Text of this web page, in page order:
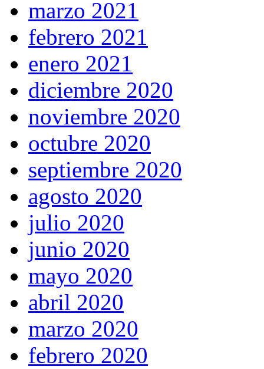
marzo 2021
febrero 2021
enero 2021
diciembre 2020
noviembre 2020
octubre 2020
septiembre 2020
agosto 2020
julio 2020
junio 2020
mayo 2020
abril 2020
marzo 2020
febrero 2020